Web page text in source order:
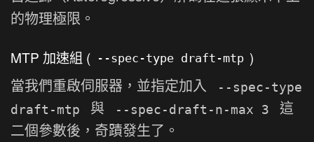
的物理極限。
MTP 加速組 ( --spec-type draft-mtp )
當我們重啟伺服器，並指定加入
--spec-type
draft-mtp
與 --spec-draft-n-max 3
這
二個參數後，奇蹟發生了。